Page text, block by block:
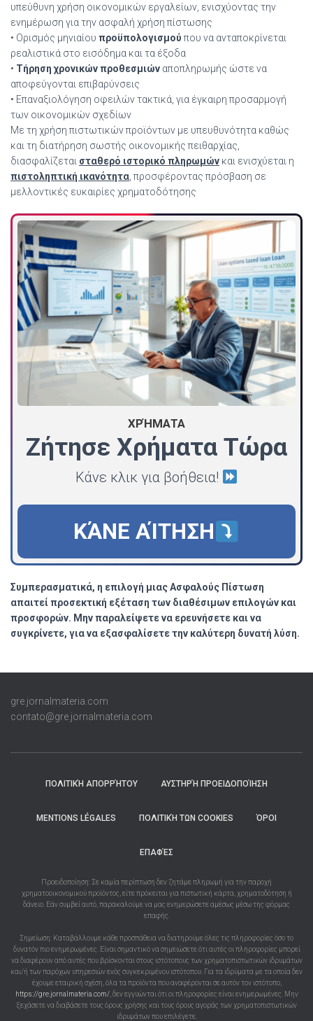
υπεύθυνη χρήση οικονομικών εργαλείων, ενισχύοντας την
ενημέρωση για την ασφαλή χρήση πίστωσης
• Ορισμός μηνιαίου προϋπολογισμού που να ανταποκρίνεται
ρεαλιστικά στο εισόδημα και τα έξοδα
• Τήρηση χρονικών προθεσμιών αποπληρωμής ώστε να
αποφεύγονται επιβαρύνσεις
• Επαναξιολόγηση οφειλών τακτικά, για έγκαιρη προσαρμογή
των οικονομικών σχεδίων
Με τη χρήση πιστωτικών προϊόντων με υπευθυνότητα καθώς
και τη διατήρηση σωστής οικονομικής πειθαρχίας,
διασφαλίζεται σταθερό ιστορικό πληρωμών και ενισχύεται η
πιστοληπτική ικανότητα , προσφέροντας πρόσβαση σε
μελλοντικές ευκαιρίες χρηματοδότησης
ΧΡΉΜΑΤΑ
Ζήτησε Χρήματα Τώρα
Κάνε κλικ για βοήθεια!
ΚΆΝΕ ΑΊΤΗΣΗ
Συμπερασματικά, η επιλογή μιας Ασφαλούς Πίστωση
απαιτεί προσεκτική εξέταση των διαθέσιμων επιλογών και
προσφορών. Μην παραλείψετε να ερευνήσετε και να
συγκρίνετε, για να εξασφαλίσετε την καλύτερη δυνατή λύση.
gre.jornalmateria.com
contato@gre.jornalmateria.com
ΠΟΛΙΤΙΚΉ ΑΠΟΡΡΉΤΟΥ ΑΥΣΤΗΡΉ ΠΡΟΕΙΔΟΠΟΊΗΣΗ
MENTIONS LÉGALES ΠΟΛΙΤΙΚΉ ΤΩΝ COOKIES ΌΡΟΙ
ΕΠΑΦΈΣ
Προειδοποίηση: Σε καμία περίπτωση δεν ζητάμε πληρωμή για την παροχή
χρηματοοικονομικού προϊόντος, είτε πρόκειται για πιστωτική κάρτα, χρηματοδότηση ή
δάνειο. Εάν συμβεί αυτό, παρακαλούμε να μας ενημερώσετε αμέσως μέσω της φόρμας
επαφής.
Σημείωση: Καταβάλλουμε κάθε προσπάθεια να διατηρούμε όλες τις πληροφορίες όσο το
δυνατόν πιο ενημερωμένες. Είναι σημαντικό να σημειώσετε ότι αυτές οι πληροφορίες μπορεί
να διαφέρουν από αυτές που βρίσκονται στους ιστότοπους των χρηματοπιστωτικών ιδρυμάτων
και/ή των παρόχων υπηρεσιών ενός συγκεκριμένου ιστότοπου. Για τα ιδρύματα με τα οποία δεν
έχουμε εταιρική σχέση, όλα τα προϊόντα που αναφέρονται σε αυτόν τον ιστότοπο,
https://gre.jornalmateria.com/, δεν εγγυώνται ότι οι πληροφορίες είναι ενημερωμένες. Μην
ξεχάσετε να διαβάσετε τους όρους χρήσης και τους όρους αγοράς των χρηματοπιστωτικών
ιδρυμάτων που επιλέγετε.